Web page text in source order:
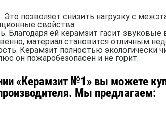
позволяет снизить нагрузку с
свойства.
Благодаря ей керамзит гасит
материал становится отличным
Керамзит полностью
он пожаробезопасен и не горит.
«Керамзит №1» вы можете
Мы предлагаем: